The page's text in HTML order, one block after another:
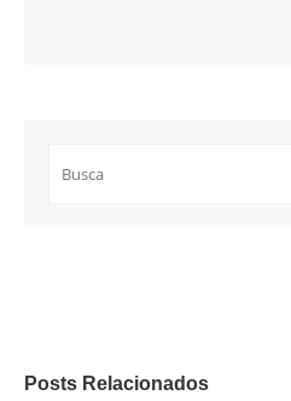
por:
Posts Relacionados